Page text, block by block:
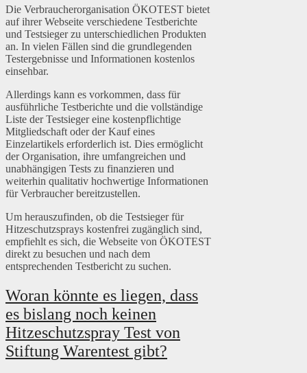
Die Verbraucherorganisation ÖKOTEST bietet
auf ihrer Webseite verschiedene Testberichte
und Testsieger zu unterschiedlichen Produkten
an. In vielen Fällen sind die grundlegenden
Testergebnisse und Informationen kostenlos
einsehbar.
Allerdings kann es vorkommen, dass für
ausführliche Testberichte und die vollständige
Liste der Testsieger eine kostenpflichtige
Mitgliedschaft oder der Kauf eines
Einzelartikels erforderlich ist. Dies ermöglicht
der Organisation, ihre umfangreichen und
unabhängigen Tests zu finanzieren und
weiterhin qualitativ hochwertige Informationen
für Verbraucher bereitzustellen.
Um herauszufinden, ob die Testsieger für
Hitzeschutzsprays kostenfrei zugänglich sind,
empfiehlt es sich, die Webseite von ÖKOTEST
direkt zu besuchen und nach dem
entsprechenden Testbericht zu suchen.
Woran könnte es liegen, dass
es bislang noch keinen
Hitzeschutzspray Test von
Stiftung Warentest gibt?